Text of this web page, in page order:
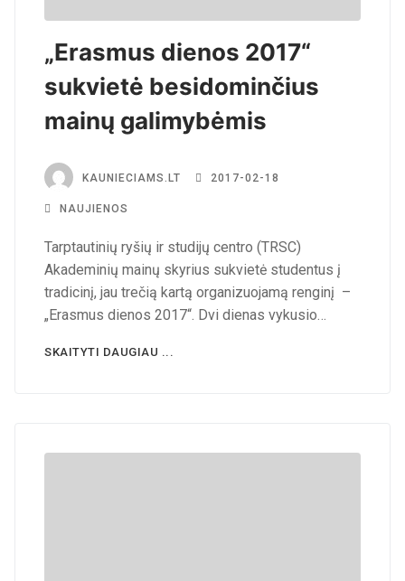
„Erasmus dienos 2017“
sukvietė besidominčius
mainų galimybėmis
KAUNIECIAMS.LT 2017-02-18
NAUJIENOS
Tarptautinių ryšių ir studijų centro (TRSC)
Akademinių mainų skyrius sukvietė studentus į
tradicinį, jau trečią kartą organizuojamą renginį –
„Erasmus dienos 2017“. Dvi dienas vykusio…
SKAITYTI DAUGIAU ...